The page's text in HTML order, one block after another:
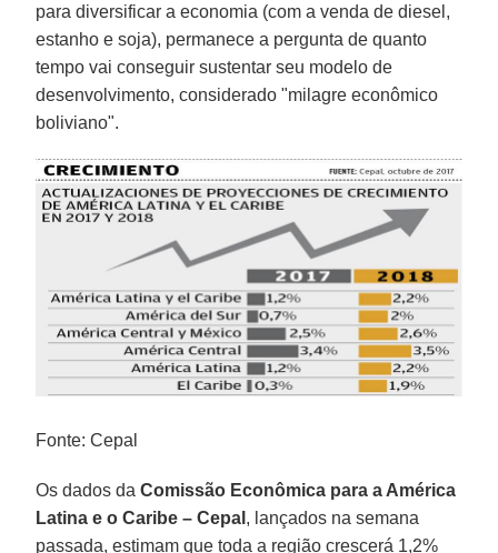
para diversificar a economia (com a venda de diesel,
estanho e soja), permanece a pergunta de quanto
tempo vai conseguir sustentar seu modelo de
desenvolvimento, considerado "milagre econômico
boliviano".
Fonte: Cepal
Os dados daComissão Econômica para a América
Latina e o Caribe – Cepal , lançados na semana
passada, estimam que toda a região crescerá 1,2%